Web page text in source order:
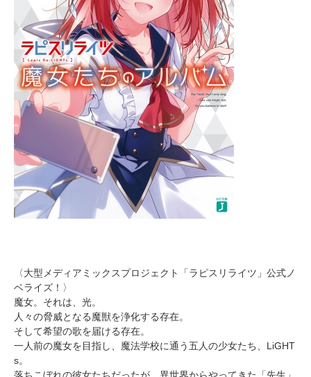
〈大型メディアミックスプロジェクト「ラピスリライツ」公式ノ
ベライズ！〉
魔女。それは、光。
人々の脅威となる魔獣を浄化する存在。
そして希望の歌を届ける存在。
一人前の魔女を目指し、魔法学校に通う五人の少女たち、LiGHT
s。